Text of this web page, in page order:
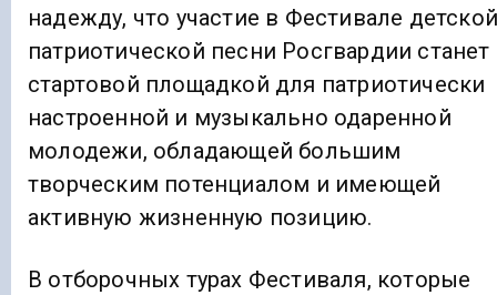
надежду, что участие в Фестивале детской
патриотической песни Росгвардии станет
стартовой площадкой для патриотически
настроенной и музыкально одаренной
молодежи, обладающей большим
творческим потенциалом и имеющей
активную жизненную позицию.
В отборочных турах Фестиваля, которые